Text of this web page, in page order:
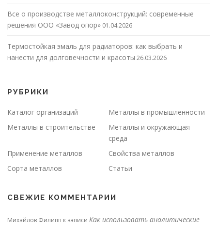
Все о производстве металлоконструкций: современные
решения ООО «Завод опор» 01.04.2026
Термостойкая эмаль для радиаторов: как выбрать и
нанести для долговечности и красоты 26.03.2026
РУБРИКИ
Каталог организаций
Металлы в промышленности
Металлы в строительстве
Металлы и окружающая
среда
Применение металлов
Свойства металлов
Сорта металлов
Статьи
СВЕЖИЕ КОММЕНТАРИИ
Михайлов Филипп к записи Как использовать аналитические